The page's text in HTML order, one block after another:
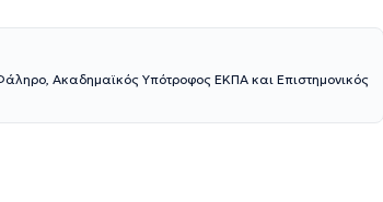
Ακαδημαϊκός Υπότροφος ΕΚΠΑ και Επιστημονικός